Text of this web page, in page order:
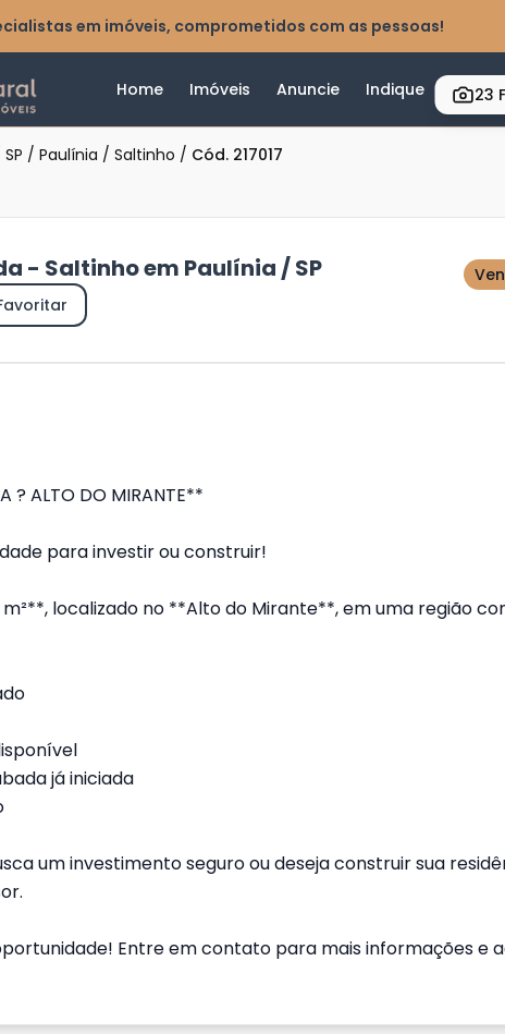
em imóveis, comprometidos com as pessoas!
Home Imóveis Anuncie Indique Valor
23
SP / Paulínia / Saltinho / Cód. 217017
- Saltinho em Paulínia / SP
? ALTO DO MIRANTE**
para investir ou construir!
localizado no **Alto do Mirante**, em uma região
já iniciada
um investimento seguro ou deseja construir sua
Entre em contato para mais informações e